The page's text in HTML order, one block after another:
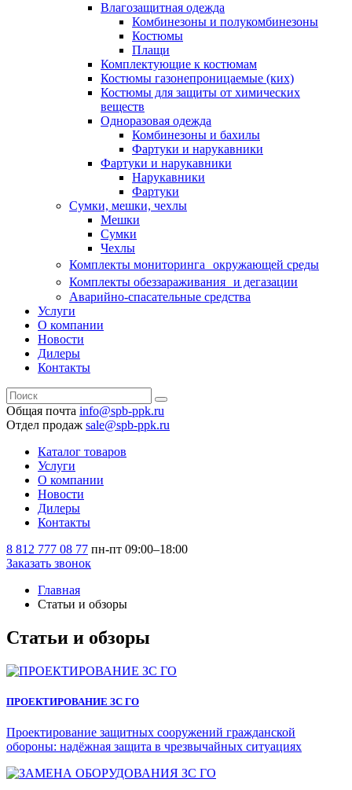
Влагозащитная одежда
Комбинезоны и полукомбинезоны
Костюмы
Плащи
Комплектующие к костюмам
Костюмы газонепроницаемые (ких)
Костюмы для защиты от химических
веществ
Одноразовая одежда
Комбинезоны и бахилы
Фартуки и нарукавники
Фартуки и нарукавники
Нарукавники
Фартуки
Сумки, мешки, чехлы
Мешки
Сумки
Чехлы
Комплекты мониторинга окружающей среды
Комплекты обеззараживания и дегазации
Аварийно-спасательные средства
Услуги
О компании
Новости
Дилеры
Контакты
Общая почта info@spb-ppk.ru
Отдел продаж sale@spb-ppk.ru
Каталог товаров
Услуги
О компании
Новости
Дилеры
Контакты
8 812 777 08 77 пн-пт 09:00–18:00
Заказать звонок
Главная
Статьи и обзоры
Статьи и обзоры
ПРОЕКТИРОВАНИЕ ЗС ГО
Проектирование защитных сооружений гражданской
обороны: надёжная защита в чрезвычайных ситуациях